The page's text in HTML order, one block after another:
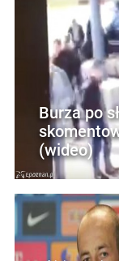
Burza po
(wideo)